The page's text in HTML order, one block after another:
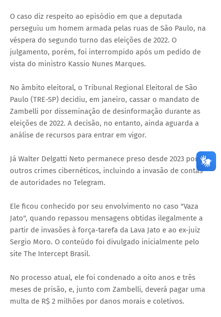
O caso diz respeito ao episódio em que a deputada
perseguiu um homem armada pelas ruas de São Paulo, na
véspera do segundo turno das eleições de 2022. O
julgamento, porém, foi interrompido após um pedido de
vista do ministro Kassio Nunes Marques.
No âmbito eleitoral, o Tribunal Regional Eleitoral de São
Paulo (TRE-SP) decidiu, em janeiro, cassar o mandato de
Zambelli por disseminação de desinformação durante as
eleições de 2022. A decisão, no entanto, ainda aguarda a
análise de recursos para entrar em vigor.
Já Walter Delgatti Neto permanece preso desde 2023 por
outros crimes cibernéticos, incluindo a invasão de contas
de autoridades no Telegram.
Ele ficou conhecido por seu envolvimento no caso "Vaza
Jato", quando repassou mensagens obtidas ilegalmente a
partir de invasões à força-tarefa da Lava Jato e ao ex-juiz
Sergio Moro. O conteúdo foi divulgado inicialmente pelo
site The Intercept Brasil.
No processo atual, ele foi condenado a oito anos e três
meses de prisão, e, junto com Zambelli, deverá pagar uma
multa de R$ 2 milhões por danos morais e coletivos.